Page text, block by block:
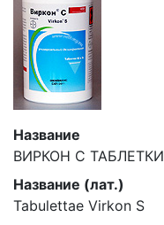
Название
ВИРКОН С ТАБЛЕТКИ
Название (лат.)
Tabulettae Virkon S